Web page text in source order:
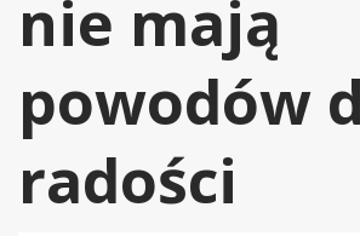
nie mają
powodów
radości